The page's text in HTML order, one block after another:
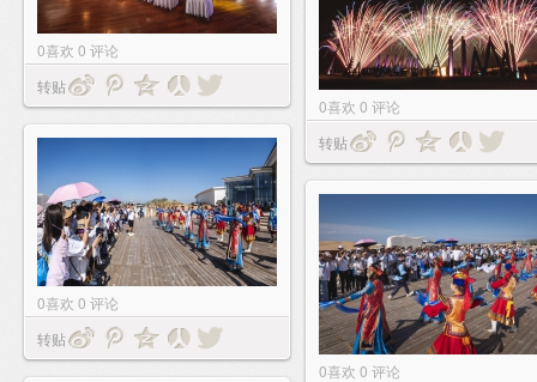
0喜欢 0 评论
转贴
0喜欢 0 评论
转贴
0喜欢 0 评论
转贴
0喜欢 0 评论